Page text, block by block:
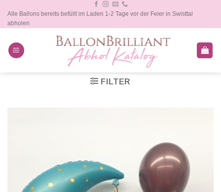
Inhalt
springen
Alle Ballons bereits befüllt im Laden 1-2 Tage vor der Feier in Swisttal
abholen
FILTER